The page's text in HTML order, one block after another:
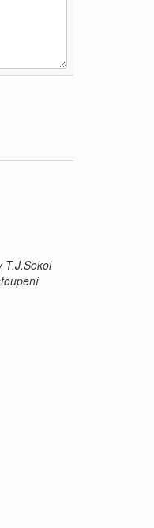
T.J.Sokol